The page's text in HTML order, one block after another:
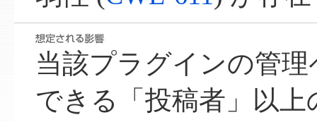
当該プラグインの管
できる「投稿者」以